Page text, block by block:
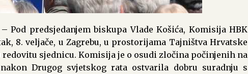
Pod predsjedanjem biskupa Vlade Košića, Komisija HBK
8. veljače, u Zagrebu, u prostorijama Tajništva Hrvatske
sjednicu. Komisija je o osudi zločina počinjenih na
Drugog svjetskog rata ostvarila dobru suradnju s